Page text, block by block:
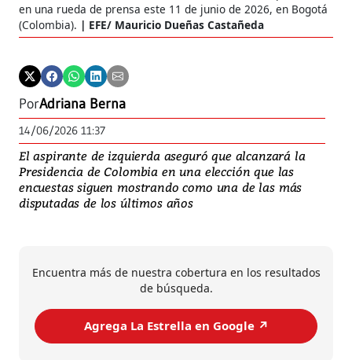
en una rueda de prensa este 11 de junio de 2026, en Bogotá
(Colombia).
EFE/ Mauricio Dueñas Castañeda
PorAdriana Berna
14/06/2026 11:37
El aspirante de izquierda aseguró que alcanzará la
Presidencia de Colombia en una elección que las
encuestas siguen mostrando como una de las más
disputadas de los últimos años
Encuentra más de nuestra cobertura en los resultados
de búsqueda.
Agrega La Estrella en Google ↗️